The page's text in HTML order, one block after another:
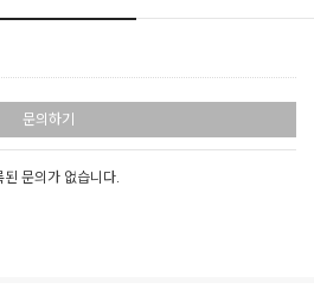
문의하기
된 문의가 없습니다.